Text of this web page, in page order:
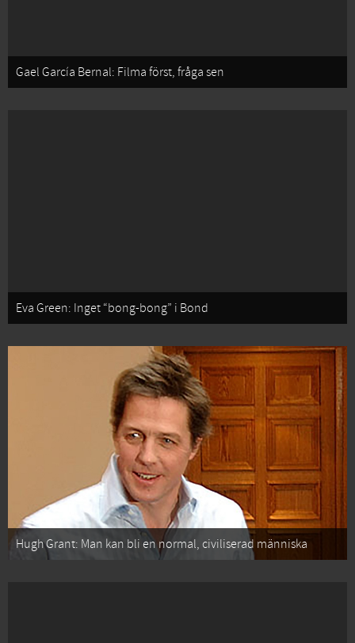
Gael García Bernal: Filma först, fråga sen
Eva Green: Inget “bong-bong” i Bond
Hugh Grant: Man kan bli en normal, civiliserad människa